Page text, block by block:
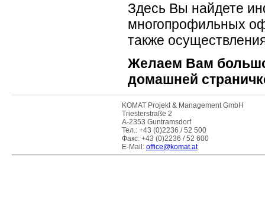
Здесь Вы найдете
многопрофильных
также
Желаем Вам
домашней
KOMAT Projekt & Management GmbH
Triesterstraße 2
A-2353 Guntramsdorf
Тел.: +43 (0)2236 / 52 500
Факс: +43 (0)2236 / 52 600
E-Mail: office@komat.at